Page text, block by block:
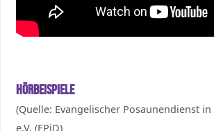
Hörbeispiele
(Quelle: Evangelischer Posaunendienst
e.V. (EPiD)